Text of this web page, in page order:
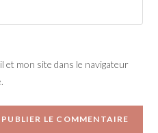
et mon site dans le navigateur